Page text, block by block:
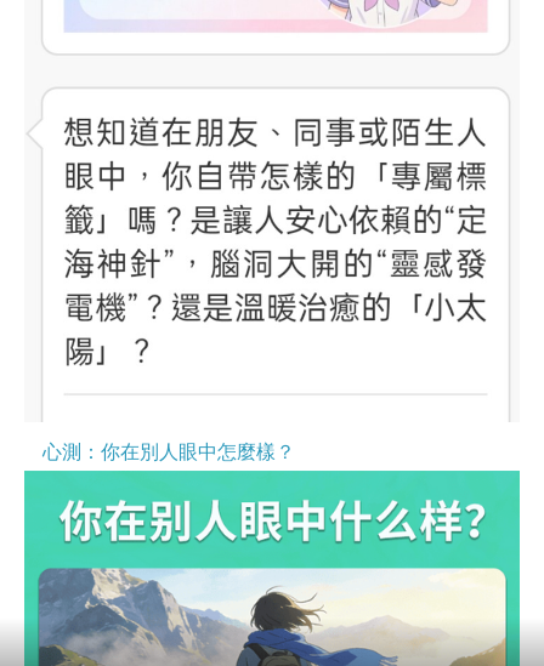
心測：你在別人眼中怎麼樣？